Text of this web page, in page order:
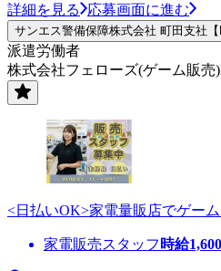
詳細を見る 応募画面に進む
サンエス警備保障株式会社 町田支社
派遣労働者
株式会社フェローズ(ゲーム販売
<日払いOK>家電量販店でゲー
家電販売スタッフ 時給1,600